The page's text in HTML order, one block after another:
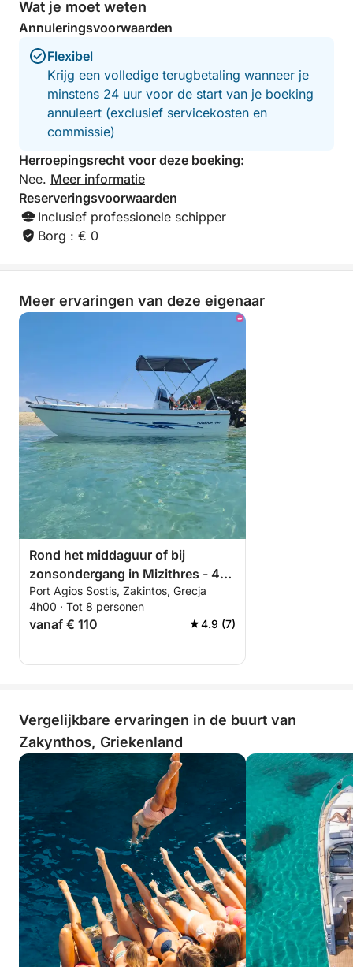
our boat, he was telling us the names
of all the different places we stopped
at and he took our photos for me
which was wonderful for me to capture
the memories of the 3 of us together!
Thank you so much for such a
wonderful time, will definitely book
again in the future and I would
definitely highly recommend!
Wat je moet weten
Annuleringsvoorwaarden
Flexibel
Krijg een volledige terugbetaling wanneer je
minstens 24 uur voor de start van je boeking
annuleert (exclusief servicekosten en
commissie)
Herroepingsrecht voor deze boeking:
Nee. Meer informatie
Reserveringsvoorwaarden
Inclusief professionele schipper
Borg : € 0
Meer ervaringen van deze eigenaar
Rond het middaguur of bij
zonsondergang in Mizithres - 4
uur durende boottocht met
schildpadden spotten,
Marathonisi-eiland, Keri-grotten
Port Agios Sostis, Zakintos, Grecja
4h00 · Tot 8 personen
vanaf € 110 4.9 (7)
Vergelijkbare ervaringen in de buurt van
Zakynthos, Griekenland